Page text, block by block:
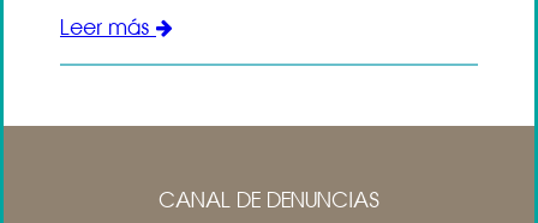
Leer más
CANAL DE DENUNCIAS